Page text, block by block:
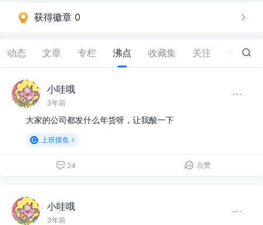
获得徽章 0
动态 文章 专栏 沸点 收藏集 关注 38
小哇哦
3年前
大家的公司都发什么年货呀，让我酸一下
上班摸鱼
24 点赞
小哇哦
3年前